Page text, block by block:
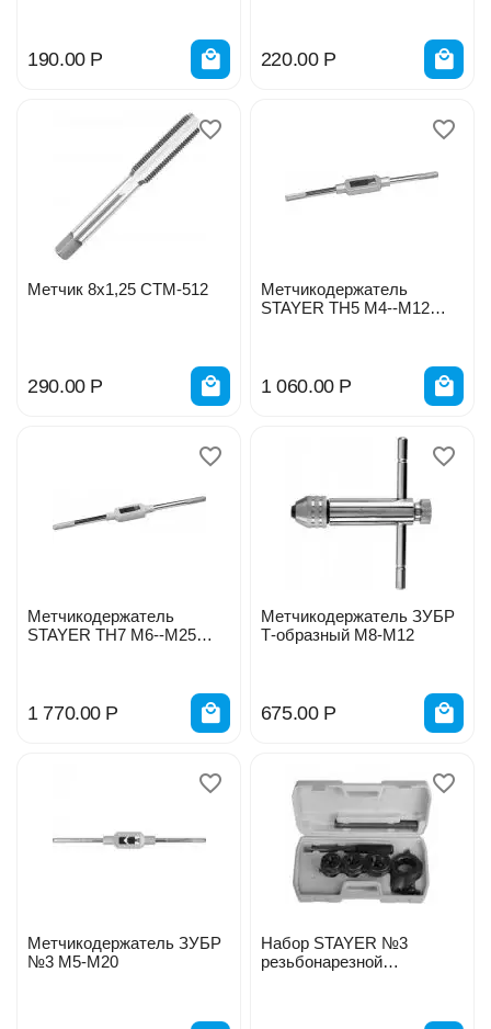
190.00 Р 220.00 Р
Метчик 8х1,25 СТМ-512
290.00 Р
Метчикодержатель
STAYER TH5 М4--М12
1 060.00 Р
Метчикодержатель
STAYER TH7 М6--М25
1 770.00 Р
Метчикодержатель ЗУБР
Т-образный М8-М12
675.00 Р
Метчикодержатель ЗУБР
№3 М5-М20
Набор STAYER №3
резьбонарезной